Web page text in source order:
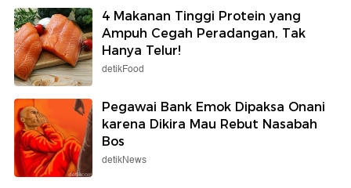
4 Makanan Tinggi Protein yang
Ampuh Cegah Peradangan, Tak
Hanya Telur!
detikFood
Pegawai Bank Emok Dipaksa Onani
karena Dikira Mau Rebut Nasabah
Bos
detikNews